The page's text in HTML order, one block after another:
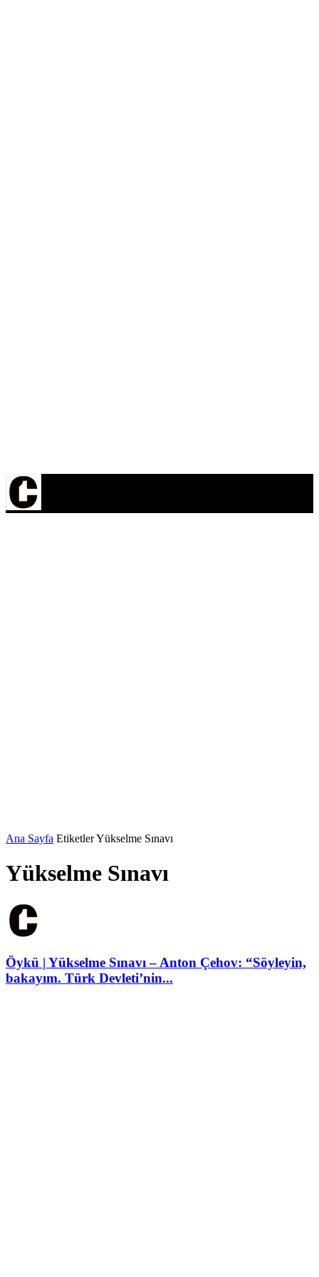
Ana Sayfa EtiketlerYükselme Sınavı
Yükselme Sınavı
Öykü | Yükselme Sınavı – Anton Çehov: “Söyleyin,
bakayım. Türk Devleti’nin...